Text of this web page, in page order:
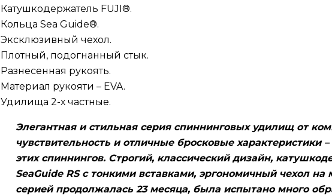
Катушкодержатель FUJI®.
Кольца Sea Guide®.
Эксклюзивный чехол.
Плотный, подогнанный стык.
Разнесенная рукоять.
Материал рукояти – EVA.
Удилища 2-х частные.
Элегантная и стильная серия спиннинговых удилищ от
чувствительность и отличные бросковые характеристики
этих спиннингов. Строгий, классический дизайн,
SeaGuide RS с тонкими вставками, эргономичный чехол на
серией продолжалась 23 месяца, была испытано много